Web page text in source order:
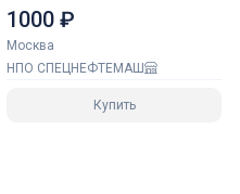
1000 ₽
Москва
НПО СПЕЦНЕФТЕМАШ
Купить